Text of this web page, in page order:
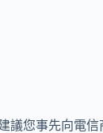
議您事先向電信